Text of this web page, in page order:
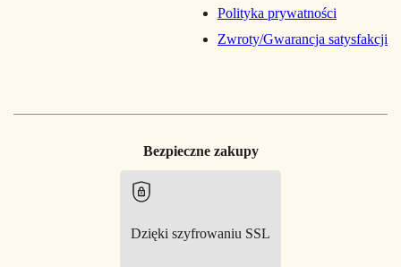
Polityka prywatności
Zwroty/Gwarancja satysfakcji
Bezpieczne zakupy
Dzięki szyfrowaniu SSL